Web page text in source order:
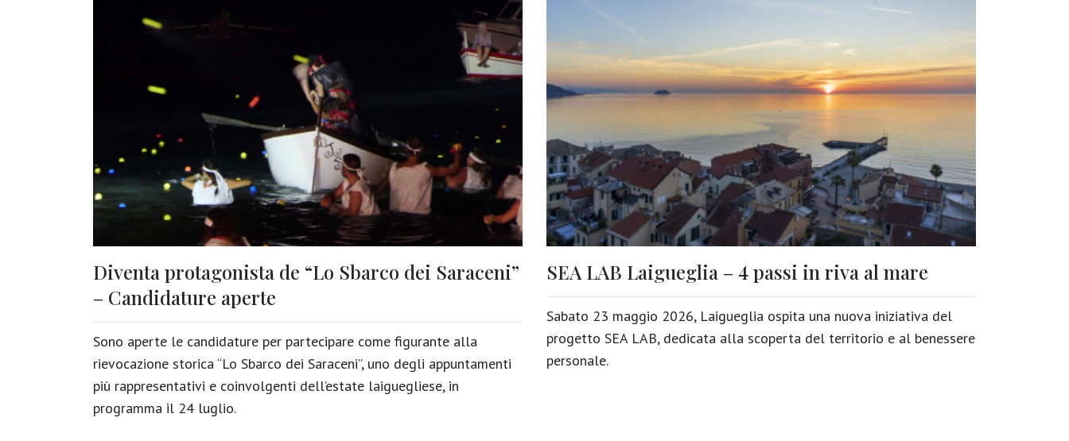
Diventa protagonista de “Lo Sbarco dei Saraceni”
– Candidature aperte
Sono aperte le candidature per partecipare come figurante alla
rievocazione storica “Lo Sbarco dei Saraceni”, uno degli appuntamenti
più rappresentativi e coinvolgenti dell’estate laiguegliese, in
programma il 24 luglio.
SEA LAB Laigueglia – 4 passi in riva al mare
Sabato 23 maggio 2026, Laigueglia ospita una nuova iniziativa del
progetto SEA LAB, dedicata alla scoperta del territorio e al benessere
personale.